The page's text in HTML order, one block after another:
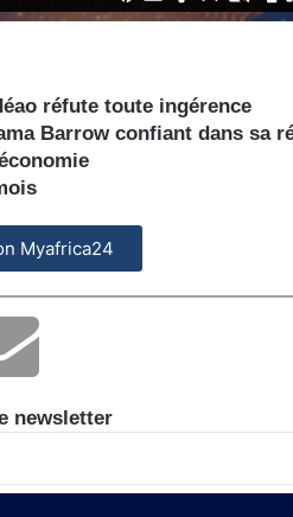
réfute toute ingérence
Barrow confiant dans sa
Myafrica24
newsletter